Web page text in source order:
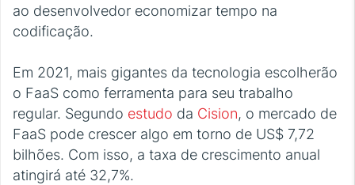
ao desenvolvedor economizar tempo na
codificação.
Em 2021, mais gigantes da tecnologia escolherão
o FaaS como ferramenta para seu trabalho
regular. Segundo estudo da Cision, o mercado de
FaaS pode crescer algo em torno de US$ 7,72
bilhões. Com isso, a taxa de crescimento anual
atingirá até 32,7%.